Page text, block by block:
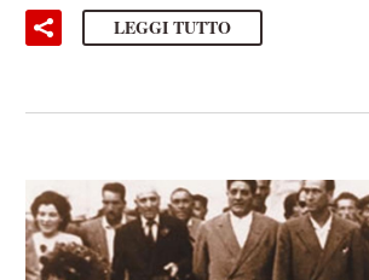
LEGGI TUTTO